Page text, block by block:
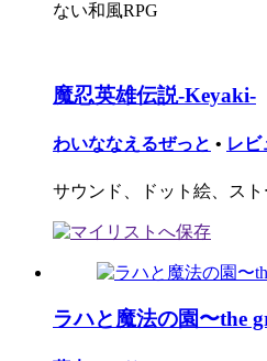
ない和風RPG
魔忍英雄伝説-Keyaki-
わいななえるぜっと • レビ
サウンド、ドット絵、ス
ラハと魔法の園〜the